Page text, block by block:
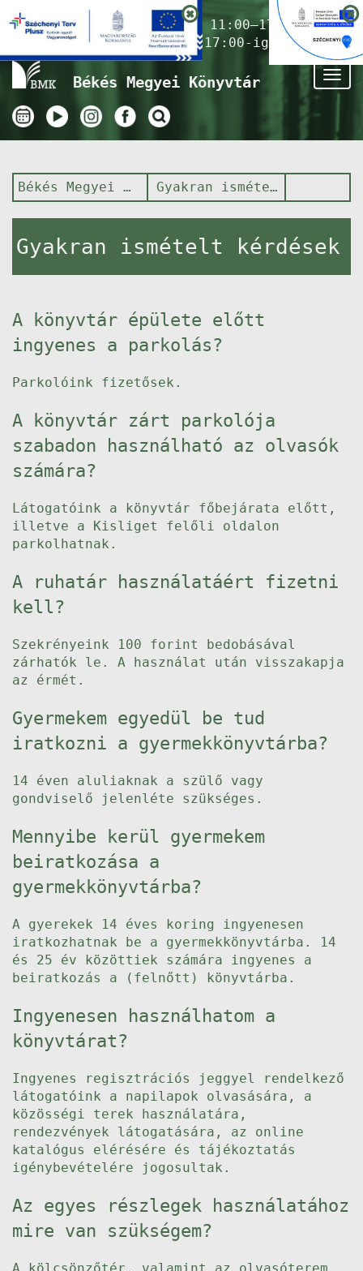
Nyitvatartás ma:11:00–17:00
(Gyermekkönyvtár 17:00-ig)
Békés Megyei Könyvtár
Békés Megyei Könyvtár Gyakran ismételt kérdések
Gyakran ismételt kérdések
A könyvtár épülete előtt
ingyenes a parkolás?
Parkolóink fizetősek.
A könyvtár zárt parkolója
szabadon használható az olvasók
számára?
Látogatóink a könyvtár főbejárata előtt,
illetve a Kisliget felőli oldalon
parkolhatnak.
A ruhatár használatáért fizetni
kell?
Szekrényeink 100 forint bedobásával
zárhatók le. A használat után visszakapja
az érmét.
Gyermekem egyedül be tud
iratkozni a gyermekkönyvtárba?
14 éven aluliaknak a szülő vagy
gondviselő jelenléte szükséges.
Mennyibe kerül gyermekem
beiratkozása a
gyermekkönyvtárba?
A gyerekek 14 éves koring ingyenesen
iratkozhatnak be a gyermekkönyvtárba. 14
és 25 év közöttiek számára ingyenes a
beiratkozás a (felnőtt) könyvtárba.
Ingyenesen használhatom a
könyvtárat?
Ingyenes regisztrációs jeggyel rendelkező
látogatóink a napilapok olvasására, a
közösségi terek használatára,
rendezvények látogatására, az online
katalógus elérésére és tájékoztatás
igénybevételére jogosultak.
Az egyes részlegek használatához
mire van szükségem?